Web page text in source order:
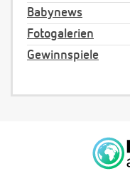
Babynews
Fotogalerien
Gewinnspiele